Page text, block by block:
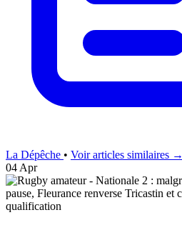
La Dépêche • Voir articles similaires →
04 Apr